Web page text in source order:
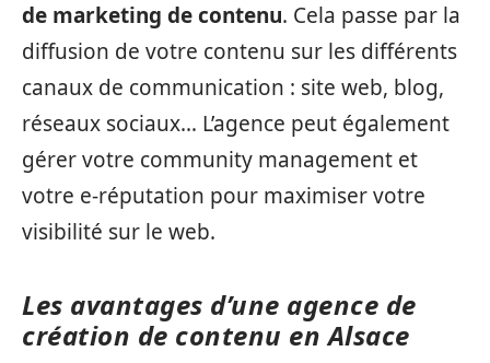
de marketing de contenu. Cela passe par la
diffusion de votre contenu sur les différents
canaux de communication : site web, blog,
réseaux sociaux… L’agence peut également
gérer votre community management et
votre e-réputation pour maximiser votre
visibilité sur le web.
Les avantages d’une agence de
création de contenu en Alsace